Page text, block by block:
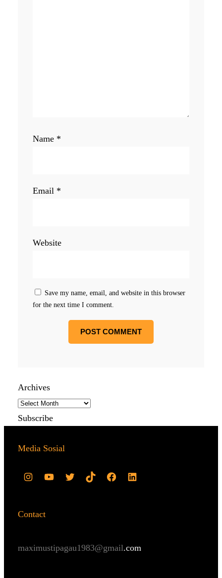
Name *
Email *
Website
Save my name, email, and website in this browser
for the next time I comment.
Archives
Subscribe
Media Sosial
Contact
maximustipagau1983@gmail.com